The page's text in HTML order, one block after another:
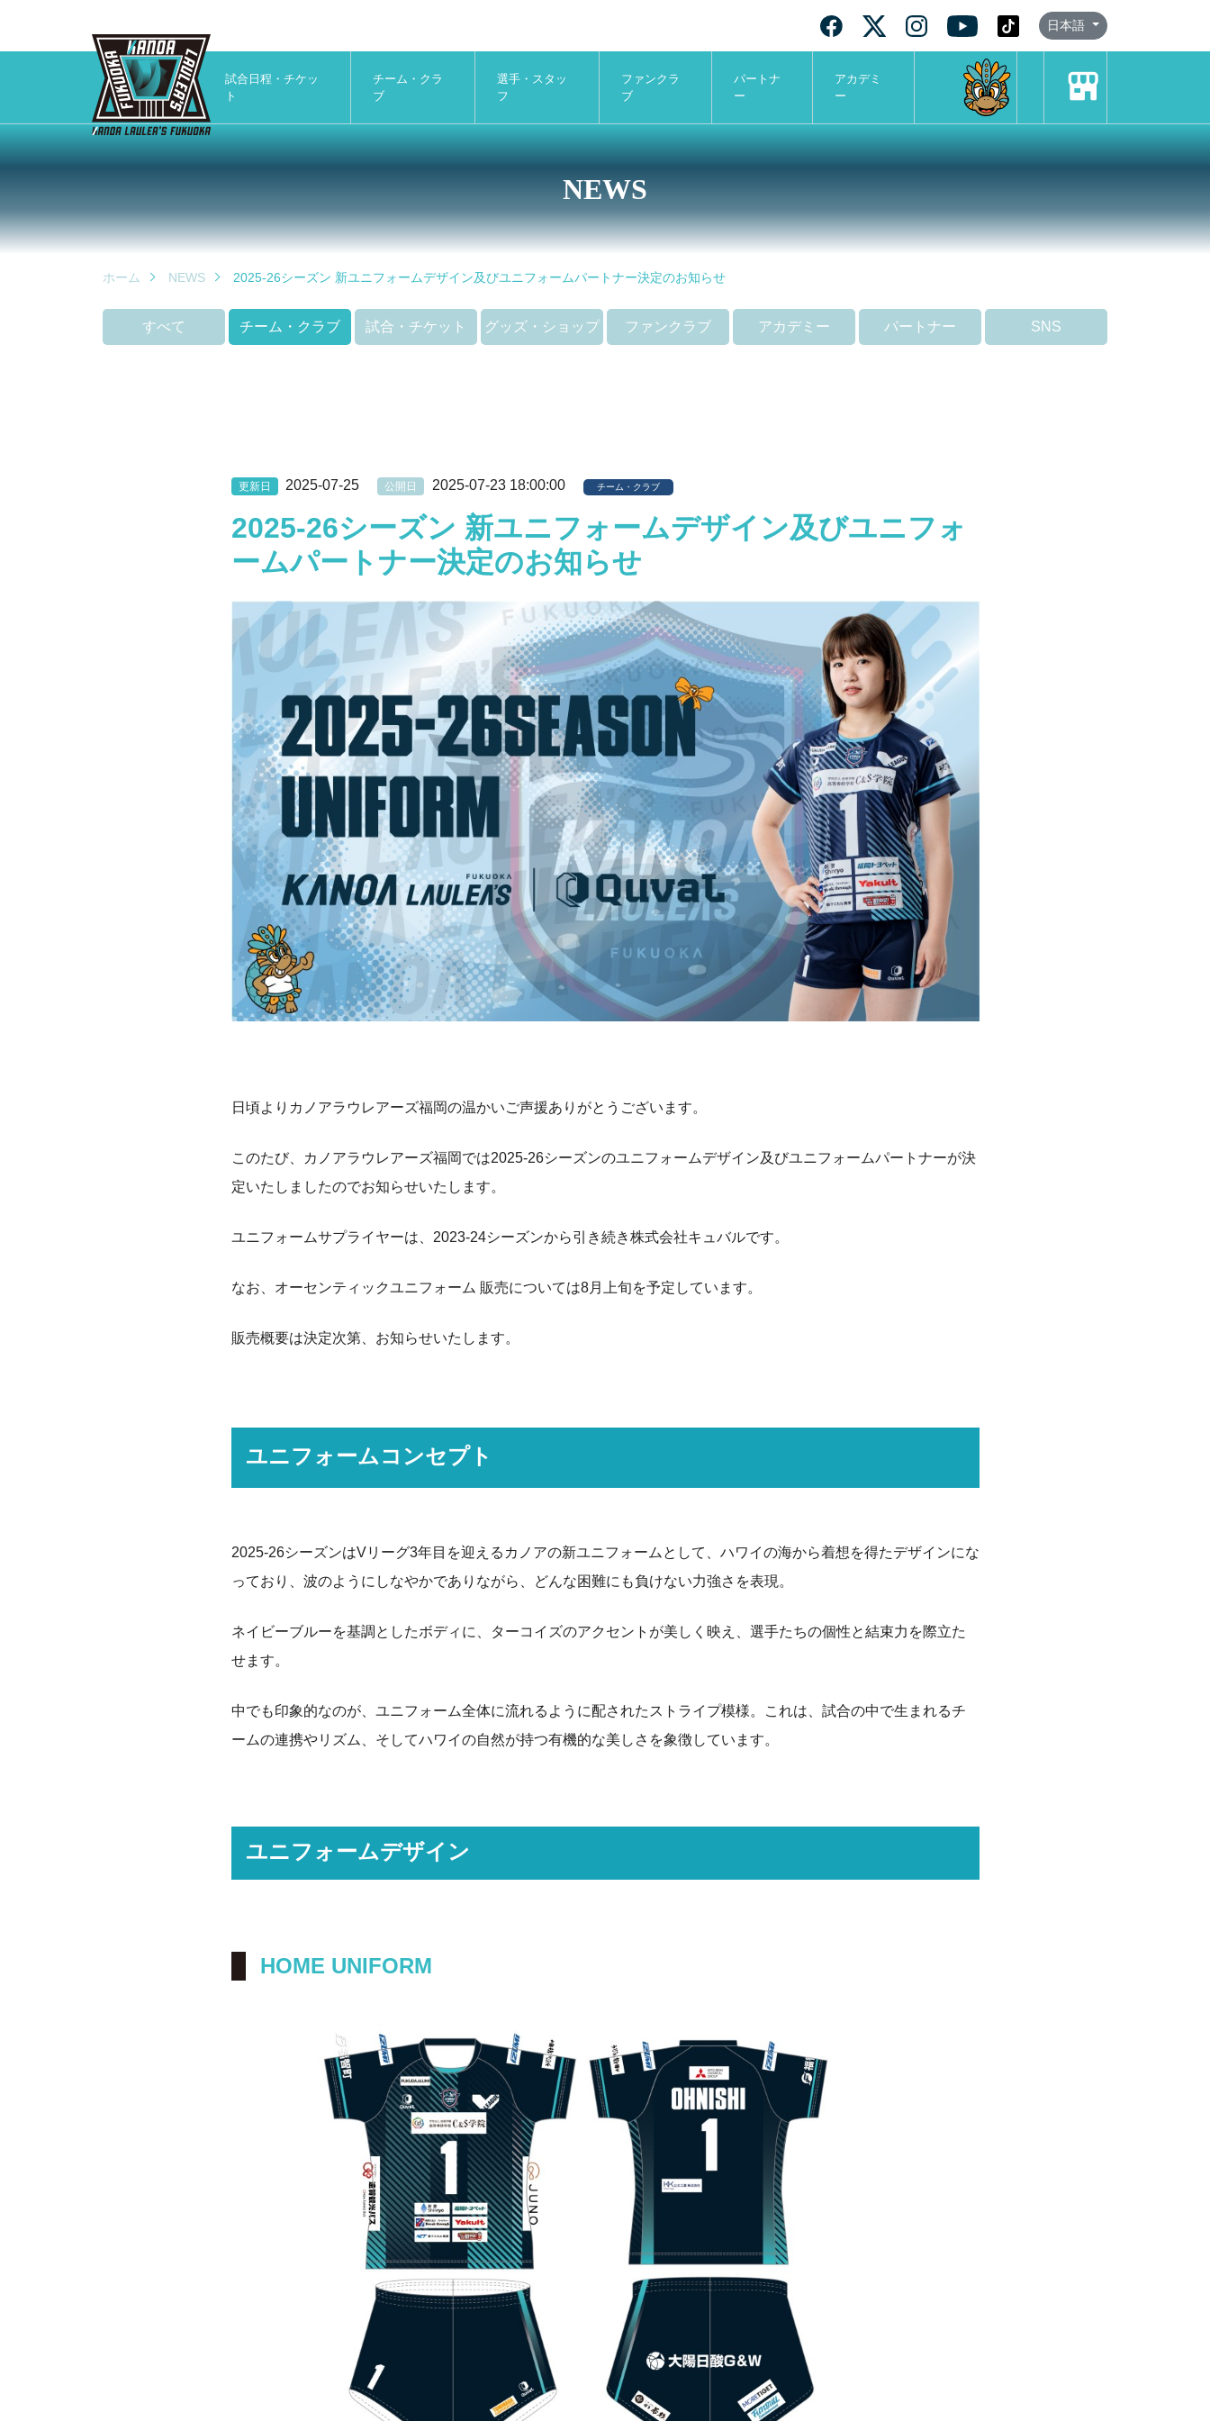
日本語
試合日程・チケッ
ト
チーム・クラ
ブ
選手・スタッ
フ
ファンクラ
ブ
パートナ
ー
アカデミ
ー
NEWS
ホーム NEWS 2025-26シーズン 新ユニフォームデザイン及びユニフォームパートナー決定のお知らせ
すべて チーム・クラブ 試合・チケット グッズ・ショップ ファンクラブ アカデミー パートナー SNS
更新日 2025-07-25 公開日 2025-07-23 18:00:00 チーム・クラブ
2025-26シーズン 新ユニフォームデザイン及びユニフォ
ームパートナー決定のお知らせ
日頃よりカノアラウレアーズ福岡の温かいご声援ありがとうございます。
このたび、カノアラウレアーズ福岡では2025-26シーズンのユニフォームデザイン及びユニフォームパートナーが決
定いたしましたのでお知らせいたします。
ユニフォームサプライヤーは、2023-24シーズンから引き続き株式会社キュバルです。
なお、オーセンティックユニフォーム 販売については8月上旬を予定しています。
販売概要は決定次第、お知らせいたします。
ユニフォームコンセプト
2025-26シーズンはVリーグ3年目を迎えるカノアの新ユニフォームとして、ハワイの海から着想を得たデザインにな
っており、波のようにしなやかでありながら、どんな困難にも負けない力強さを表現。
ネイビーブルーを基調としたボディに、ターコイズのアクセントが美しく映え、選手たちの個性と結束力を際立た
せます。
中でも印象的なのが、ユニフォーム全体に流れるように配されたストライプ模様。これは、試合の中で生まれるチ
ームの連携やリズム、そしてハワイの自然が持つ有機的な美しさを象徴しています。
ユニフォームデザイン
HOME UNIFORM